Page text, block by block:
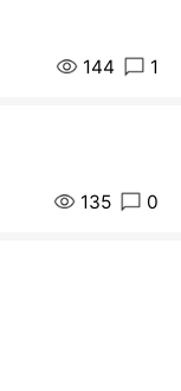
144 1
135 0